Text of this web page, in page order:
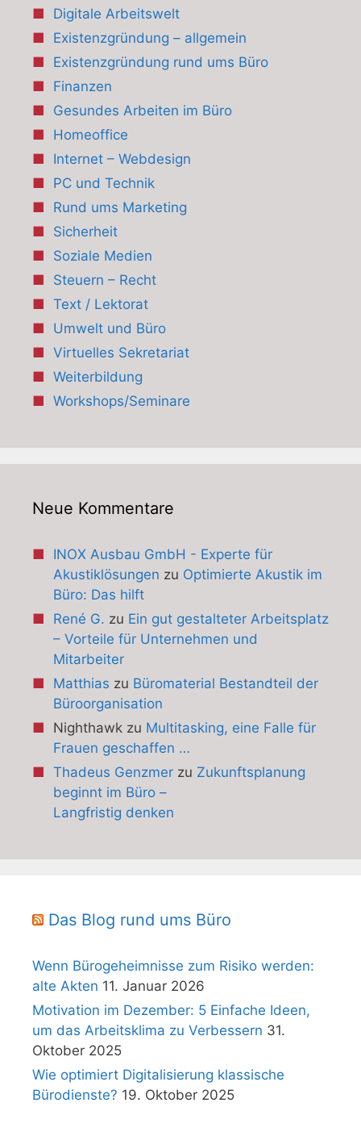
Digitale Arbeitswelt
Existenzgründung – allgemein
Existenzgründung rund ums Büro
Finanzen
Gesundes Arbeiten im Büro
Homeoffice
Internet – Webdesign
PC und Technik
Rund ums Marketing
Sicherheit
Soziale Medien
Steuern – Recht
Text / Lektorat
Umwelt und Büro
Virtuelles Sekretariat
Weiterbildung
Workshops/Seminare
Neue Kommentare
INOX Ausbau GmbH - Experte für
Akustiklösungen zu Optimierte Akustik im
Büro: Das hilft
René G. zu Ein gut gestalteter Arbeitsplatz
– Vorteile für Unternehmen und
Mitarbeiter
Matthias zu Büromaterial Bestandteil der
Büroorganisation
Nighthawkzu Multitasking, eine Falle für
Frauen geschaffen …
Thadeus Genzmerzu Zukunftsplanung
beginnt im Büro –
Langfristig denken
Das Blog rund ums Büro
Wenn Bürogeheimnisse zum Risiko werden:
alte Akten 11. Januar 2026
Motivation im Dezember: 5 Einfache Ideen,
um das Arbeitsklima zu Verbessern 31.
Oktober 2025
Wie optimiert Digitalisierung klassische
Bürodienste? 19. Oktober 2025